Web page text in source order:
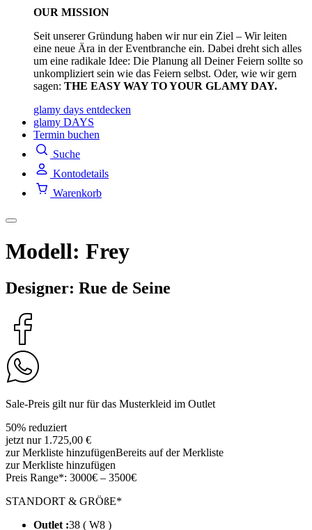
OUR MISSION
Seit unserer Gründung haben wir nur ein Ziel – Wir leiten
eine neue Ära in der Eventbranche ein. Dabei dreht sich alles
um eine radikale Idee: Die Planung all Deiner Feiern sollte so
unkompliziert sein wie das Feiern selbst. Oder, wie wir gern
sagen: THE EASY WAY TO YOUR GLAMY DAY.
glamy days entdecken
glamy DAYS
Termin buchen
Suche
Kontodetails
Warenkorb
Modell: Frey
Designer: Rue de Seine
Sale-Preis gilt nur für das Musterkleid im Outlet
50% reduziert
jetzt nur 1.725,00 €
zur Merkliste hinzufügenBereits auf der Merkliste
zur Merkliste hinzufügen
Preis Range*: 3000€ – 3500€
STANDORT & GRÖßE*
Outlet :38 ( W8 )